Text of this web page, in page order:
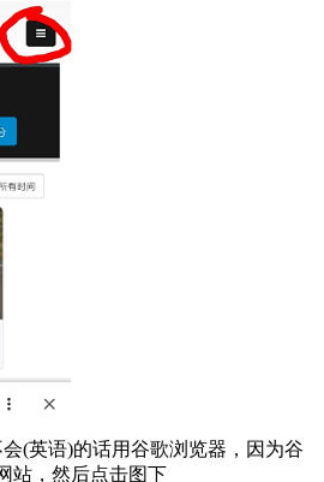
(英语)的话用谷歌浏览器，因为谷
站，然后点击图下